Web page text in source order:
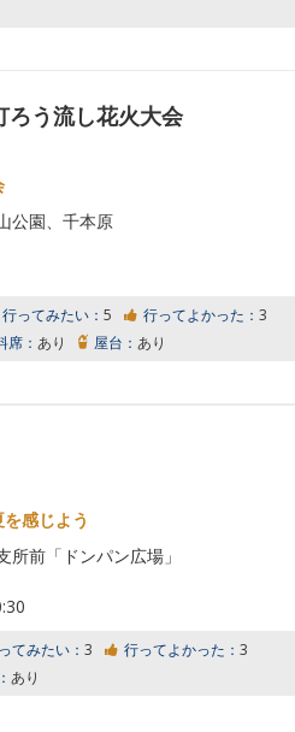
ろう流し花火大会
公園、千本原
行ってみたい： 5 行ってよかった： 3
席： あり 屋台： あり
感じよう
前「ドンパン広場」
てみたい： 3 行ってよかった： 3
あり